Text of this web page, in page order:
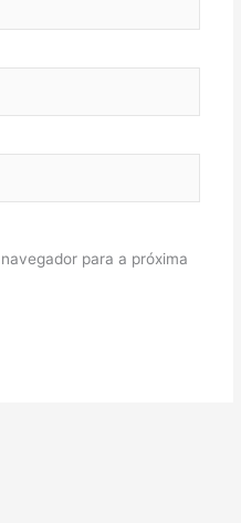
para a próxima